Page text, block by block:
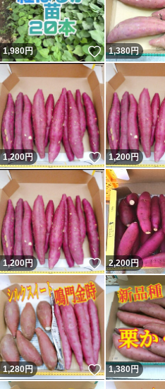
1,980円 いいね！
1,380円
1,200円 いいね！
1,200円
1,200円 いいね！
2,200円
1,280円 いいね！
1,380円